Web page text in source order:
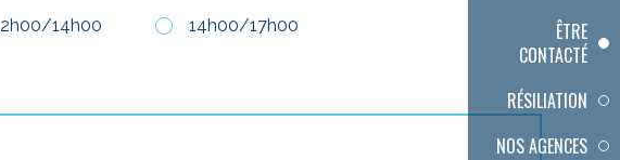
ÊTRE
CONTACTÉ
RÉSILIATION
NOS AGENCES
14h00 14h00/17h00